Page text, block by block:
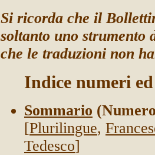
Si ricorda che il
soltanto uno strumento
che le traduzioni non
Indice numeri
Sommario
[Plurilingue,
Tedesco]